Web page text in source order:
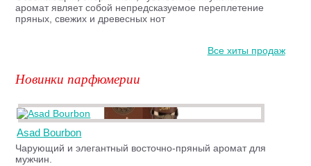
аромат являет собой непредсказуемое переплетение
пряных, свежих и древесных нот
Все хиты продаж
Новинки парфюмерии
Asad Bourbon
Чарующий и элегантный восточно-пряный аромат для
мужчин.